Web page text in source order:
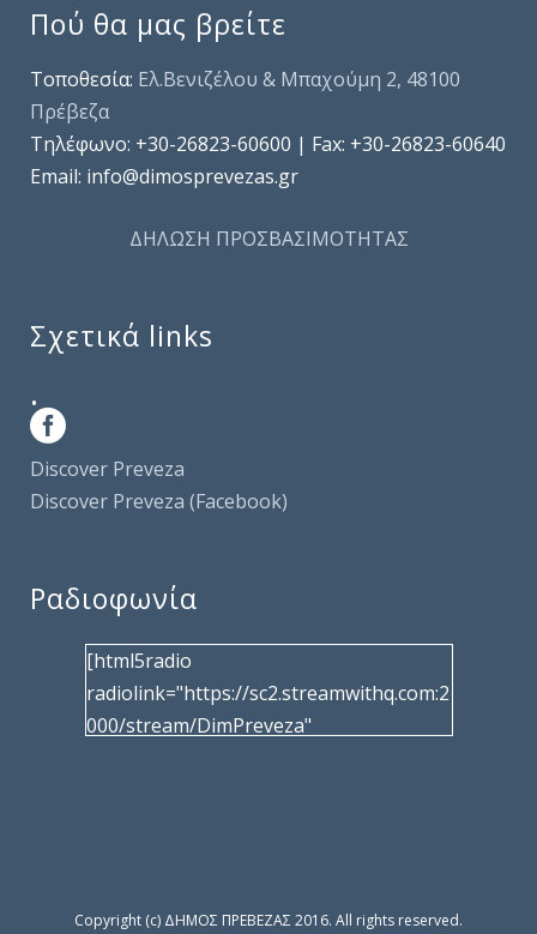
Πού θα μας βρείτε
Τοποθεσία: Ελ.Βενιζέλου & Μπαχούμη 2, 48100
Πρέβεζα
Τηλέφωνo: +30-26823-60600 | Fax: +30-26823-60640
Email: info@dimosprevezas.gr
ΔΗΛΩΣΗ ΠΡΟΣΒΑΣΙΜΟΤΗΤΑΣ
Σχετικά links
.
Discover Preveza
Discover Preveza (Facebook)
Ραδιοφωνία
[html5radio
radiolink="https://sc2.streamwithq.com:2
000/stream/DimPreveza"
facebook="https://www.facebook.com/%
Copyright (c) ΔΗΜΟΣ ΠΡΕΒΕΖΑΣ 2016. All rights reserved.